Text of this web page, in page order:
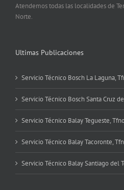
Atendemos todas las localidades de
Norte.
Ultimas Publicaciones
Servicio Técnico Bosch La Laguna,
Servicio Técnico Bosch Santa Cruz
Servicio Técnico Balay Tegueste,
Servicio Técnico Balay Tacoronte,
Servicio Técnico Balay Santiago del